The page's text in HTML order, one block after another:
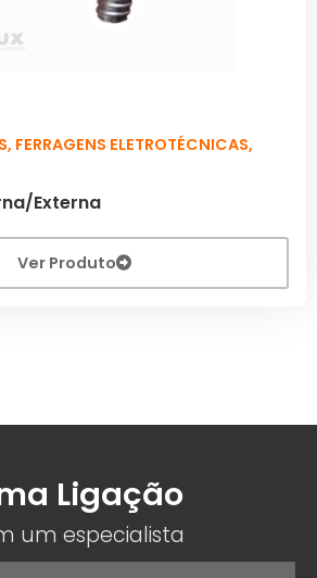
, FERRAGENS ELETROTÉCNICAS,
Externa
Ver Produto
Ligação
um especialista